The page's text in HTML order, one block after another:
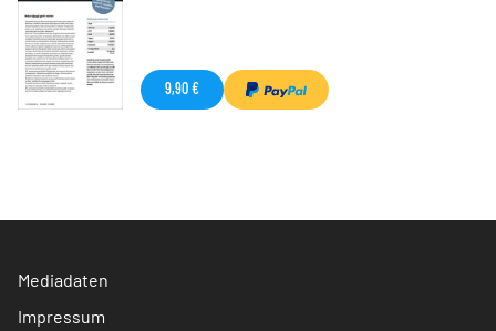
9,90 €
Mediadaten
Impressum